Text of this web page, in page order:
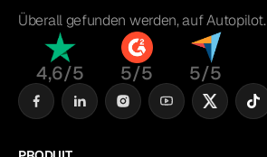
Überall gefunden werden, auf Autopilot.
4,6/5 5/5 5/5